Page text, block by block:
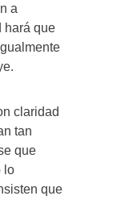
a
hará que
claridad
tan
que
lo
que